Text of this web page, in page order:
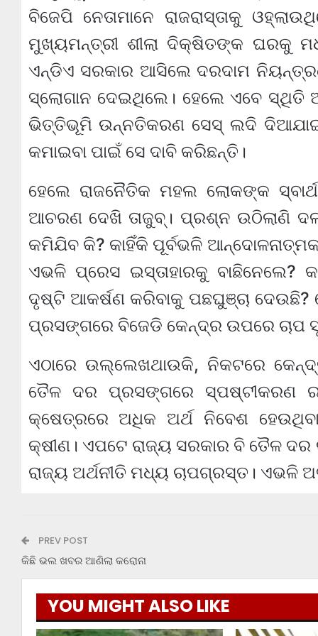
ବିଜେପି ନେତାମାନେ ରାଜରାସ୍ତାକୁ
ମୁଖ୍ୟମନ୍ତ୍ରୀ ଶୀଲା ଦିକ୍ଷିତଙ୍କ ଘରକୁ
ଏନ୍‌ଡିଏ ସରକାର ଆସିଲେ ଦରଦାମ
ସ୍ଲୋଗାନ ଦେଇଥିଲେ। ହେଲେ ଏବେ
ଭିତ୍ତିଭୂମି ଉନ୍ନତିକରଣ ସେସ୍ ଲଦି
କମାଇବା ପାଇଁ ସେ ଦାବି କରିଛନ୍ତି।
ହେଲେ ରାଜନୈତିକ ମହଲ ଲୋକଙ୍କ
ଆଚରଣ ଦେଖି ତାଜୁବ୍। ପ୍ରଶ୍ନ ଉଠିଲାଣି
କମିଯିବ କି? କାହିଁକି ପୂର୍ବଭଳି
ଏଭଳି ପ୍ରେସ ଇସ୍ତାହାରକୁ ବାଛିନେଲେ?
ଦୃଷ୍ଟି ଆକର୍ଷଣ କରିବାକୁ ପଛଘୁଞ୍ଚା
ପ୍ରସଙ୍ଗରେ ବିଜେଡି କେନ୍ଦ୍ର ଉପରେ ଚାପ
ଏଠାରେ ଉଲ୍ଲେଖଥାଉକି, ନିକଟରେ
ତୈଳ ଦର ପ୍ରସଙ୍ଗରେ ସ୍ପଷ୍ଟୀକରଣ
କ୍ଷେତ୍ରରେ ଅଧିକ ଅର୍ଥ ନିବେଶ
କ୍ଷୀଣ। ଏପଟେ ରାଜ୍ୟ ସରକାର ବି ତୈଳ
ରାଜ୍ୟ ଅର୍ଥନୀତି ମଧ୍ୟ ଚାପଗ୍ରସ୍ତ। ଏଭଳି
PREV POST
କିଛି ଭଲ ଖବର ଆଣିଲା କରୋନା
YOU MIGHT ALSO LIKE